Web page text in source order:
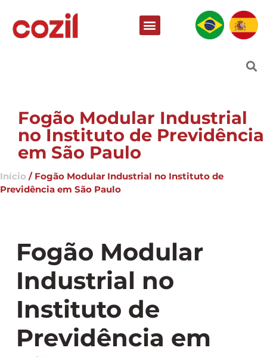
Fogão Modular Industrial
no Instituto de Previdência
em São Paulo
Início / Fogão Modular Industrial no Instituto de
Previdência em São Paulo
Fogão Modular
Industrial no
Instituto de
Previdência em